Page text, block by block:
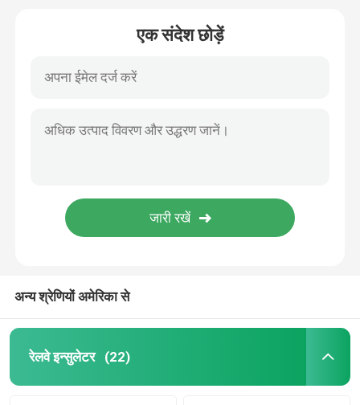
एक संदेश छोड़ें
अन्य श्रेणियों अमेरिका से
रेलवे इन्सुलेटर (22)